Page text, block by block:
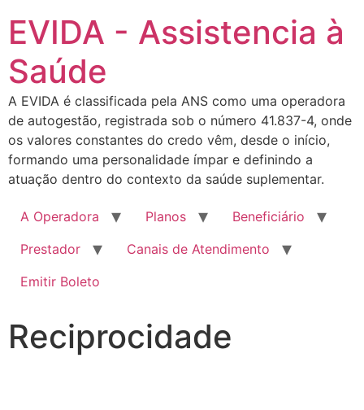
EVIDA - Assistencia à
Saúde
A EVIDA é classificada pela ANS como uma operadora
de autogestão, registrada sob o número 41.837-4, onde
os valores constantes do credo vêm, desde o início,
formando uma personalidade ímpar e definindo a
atuação dentro do contexto da saúde suplementar.
A Operadora Planos
Beneficiário
Prestador
Canais de Atendimento
Emitir Boleto
Reciprocidade